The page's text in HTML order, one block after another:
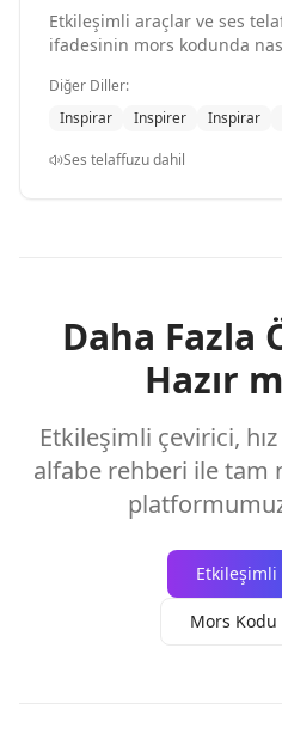
Etkileşimli araçlar ve ses
ifadesinin mors kodunda
Diğer Diller:
Inspirar
Inspirer Inspirar
Ses telaffuzu dahil
Daha Fazla
Hazır
Etkileşimli çevirici,
alfabe rehberi ile tam
Etkileşimli
Mors